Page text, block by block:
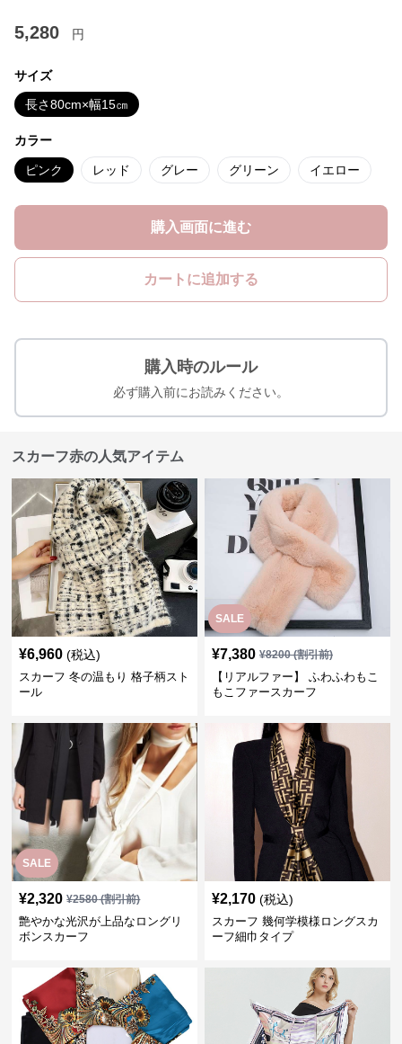
5,280 円
サイズ
長さ80cm×幅15㎝
カラー
ピンク レッド グレー グリーン イエロー
購入画面に進む
カートに追加する
購入時のルール
必ず購入前にお読みください。
スカーフ赤の人気アイテム
¥6,960 (税込)
スカーフ 冬の温もり 格子柄スト
ール
SALE
¥7,380 ¥8200(割引前)
【リアルファー】 ふわふわもこ
もこファースカーフ
SALE
¥2,320 ¥2580(割引前)
艶やかな光沢が上品なロングリ
ボンスカーフ
¥2,170 (税込)
スカーフ 幾何学模様ロングスカ
ーフ細巾タイプ